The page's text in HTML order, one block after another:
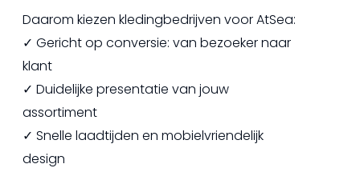
Daarom kiezen kledingbedrijven voor AtSea:
✓ Gericht op conversie: van bezoeker naar
klant
✓ Duidelijke presentatie van jouw
assortiment
✓ Snelle laadtijden en mobielvriendelijk
design